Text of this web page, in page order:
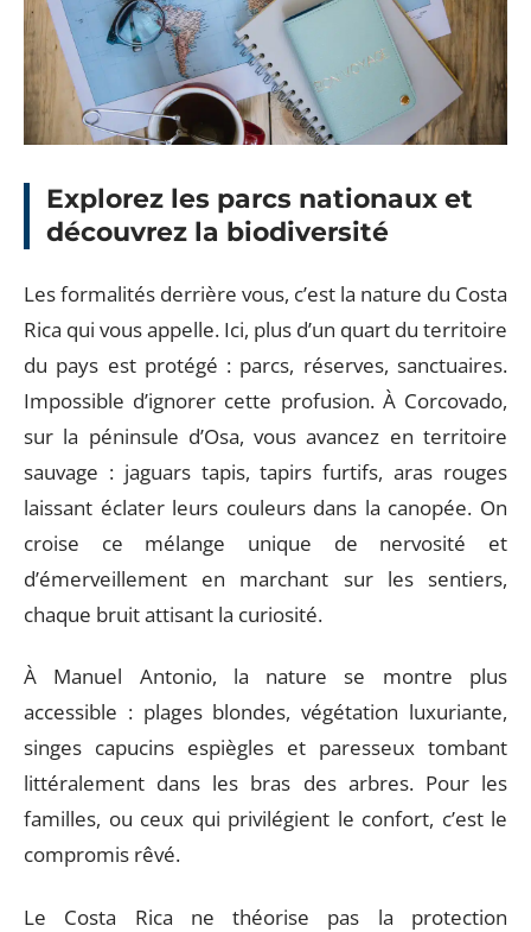
Explorez les parcs nationaux et
découvrez la biodiversité
Les formalités derrière vous, c’est la nature du Costa
Rica qui vous appelle. Ici, plus d’un quart du territoire
du pays est protégé : parcs, réserves, sanctuaires.
Impossible d’ignorer cette profusion. À Corcovado,
sur la péninsule d’Osa, vous avancez en territoire
sauvage : jaguars tapis, tapirs furtifs, aras rouges
laissant éclater leurs couleurs dans la canopée. On
croise ce mélange unique de nervosité et
d’émerveillement en marchant sur les sentiers,
chaque bruit attisant la curiosité.
À Manuel Antonio, la nature se montre plus
accessible : plages blondes, végétation luxuriante,
singes capucins espiègles et paresseux tombant
littéralement dans les bras des arbres. Pour les
familles, ou ceux qui privilégient le confort, c’est le
compromis rêvé.
Le Costa Rica ne théorise pas la protection